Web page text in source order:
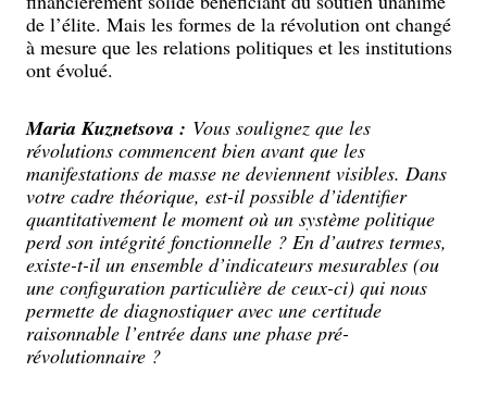
de l’élite. Mais les formes de la révolution ont changé
à mesure que les relations politiques et les institutions
ont évolué.
Maria Kuznetsova : Vous soulignez que les
révolutions commencent bien avant que les
manifestations de masse ne deviennent visibles. Dans
votre cadre théorique, est-il possible d’identifier
quantitativement le moment où un système politique
perd son intégrité fonctionnelle ? En d’autres termes,
existe-t-il un ensemble d’indicateurs mesurables (ou
une configuration particulière de ceux-ci) qui nous
permette de diagnostiquer avec une certitude
raisonnable l’entrée dans une phase pré-
révolutionnaire ?